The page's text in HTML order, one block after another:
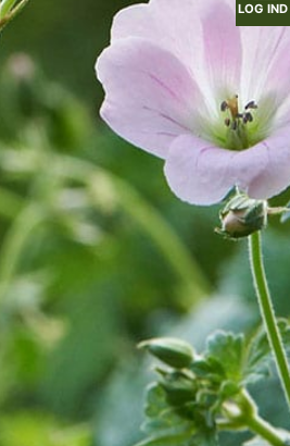
LOG IND